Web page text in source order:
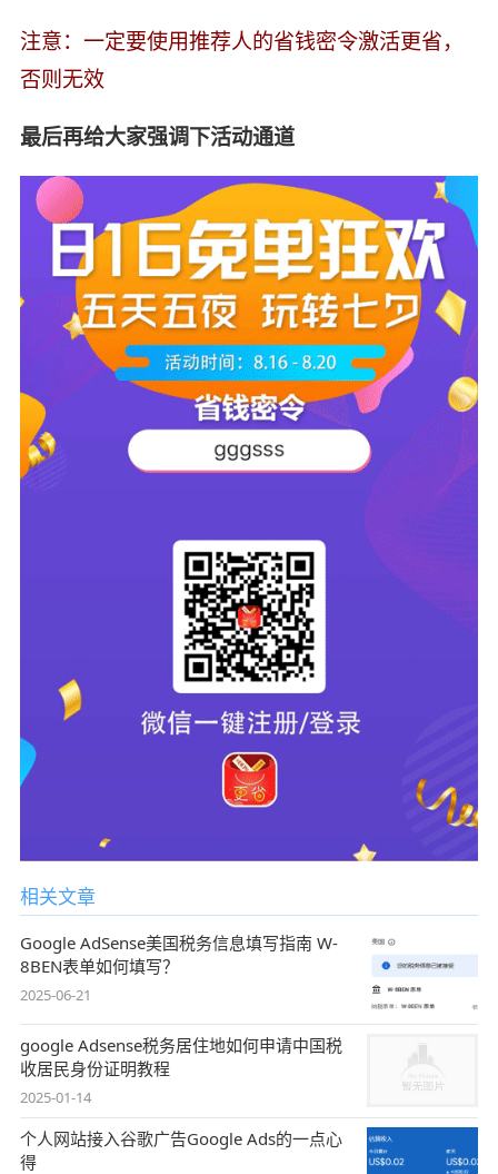
注意：一定要使用推荐人的省钱密令激活更省，
否则无效
最后再给大家强调下活动通道
相关文章
Google AdSense美国税务信息填写指南 W-
8BEN表单如何填写？
2025-06-21
google Adsense税务居住地如何申请中国税
收居民身份证明教程
2025-01-14
个人网站接入谷歌广告Google Ads的一点心
得